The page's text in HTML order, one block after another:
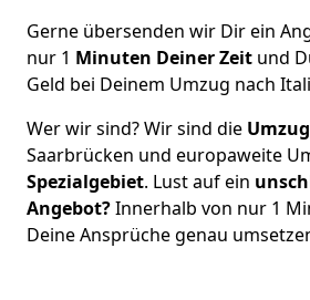
Gerne übersenden wir Dir ein
nur 1 Minuten Deiner Zeit und
Geld bei Deinem Umzug nach
Wer wir sind? Wir sind die
Saarbrücken und europaweite
Spezialgebiet. Lust auf ein
Angebot?Innerhalb von nur 1
Deine Ansprüche genau